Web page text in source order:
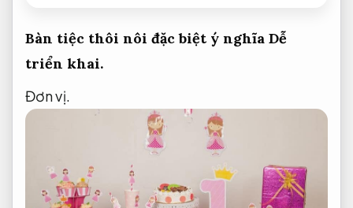
Bàn tiệc thôi nôi đặc biệt ý nghĩa Dễ
triển khai.
Đơn vị.